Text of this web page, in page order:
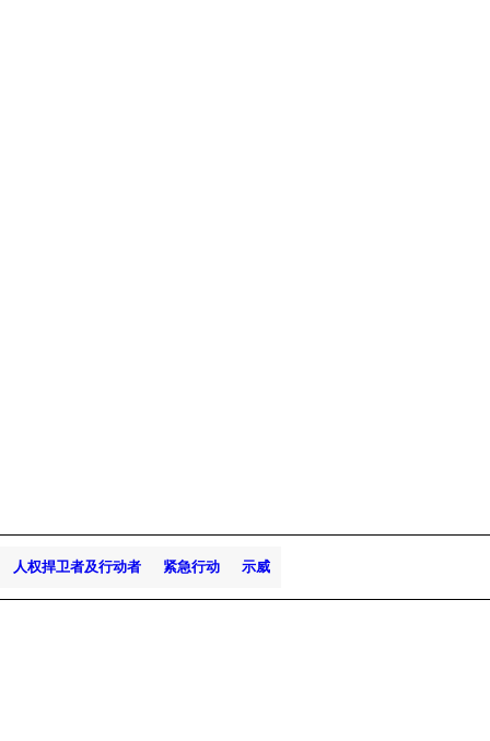
人权捍卫者及行动者 紧急行动 示威